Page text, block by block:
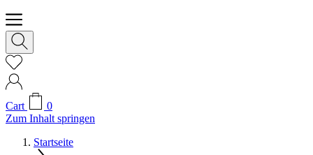
Cart
0
Zum Inhalt springen
Startseite